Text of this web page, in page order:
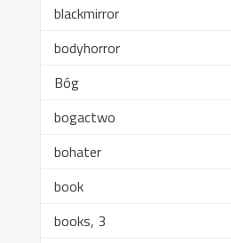
blackmirror
bodyhorror
Bóg
bogactwo
bohater
book
books, 3